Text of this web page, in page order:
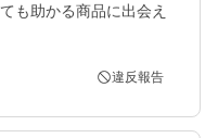
も助かる商品に出会え
違反報告